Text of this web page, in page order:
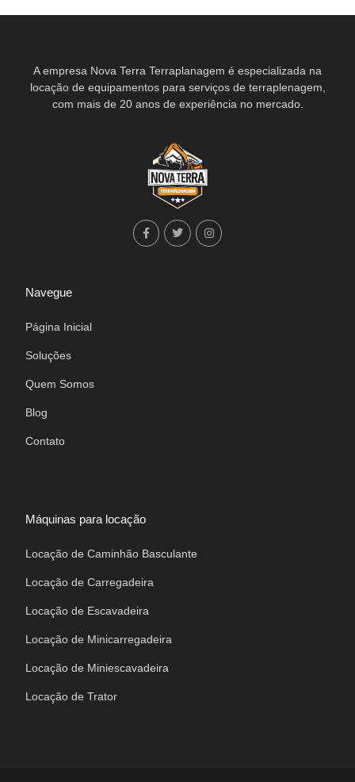
A empresa Nova Terra Terraplanagem é especializada na
locação de equipamentos para serviços de terraplenagem,
com mais de 20 anos de experiência no mercado.
Navegue
Página Inicial
Soluções
Quem Somos
Blog
Contato
Máquinas para locação
Locação de Caminhão Basculante
Locação de Carregadeira
Locação de Escavadeira
Locação de Minicarregadeira
Locação de Miniescavadeira
Locação de Trator